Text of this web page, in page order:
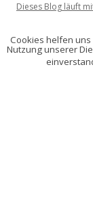
Dieses Blog läuft
Cookies helfen
Nutzung unserer